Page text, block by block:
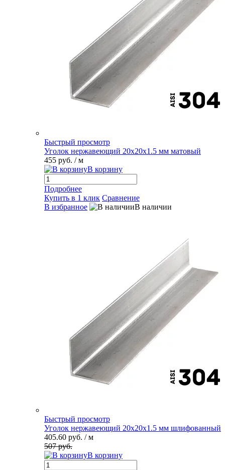
Быстрый просмотр
Уголок нержавеющий 20х20х1.5 мм матовый
455 руб. / м
В корзину
Подробнее
Купить в 1 клик Сравнение
В избранное
В наличии
Быстрый просмотр
Уголок нержавеющий 20х20х1.5 мм шлифованный
405.60 руб. / м
507 руб.
В корзину